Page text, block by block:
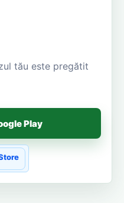
tău este pregătit
Play